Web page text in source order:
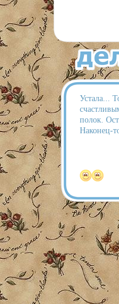
Устала...
полок.
Наконец-